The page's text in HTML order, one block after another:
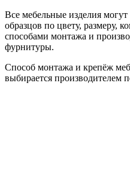
Все мебельные изделия
образцов по цвету, размеру,
способами монтажа и
фурнитуры.
Способ монтажа и крепёж
выбирается производителем